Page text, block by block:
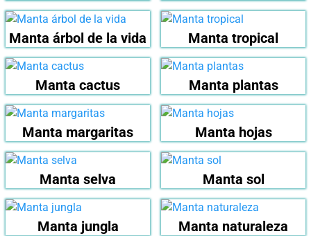
Manta árbol de la vida Manta tropical
Manta cactus Manta plantas
Manta margaritas Manta hojas
Manta selva Manta sol
Manta jungla Manta naturaleza